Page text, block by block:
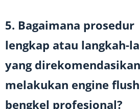
5. Bagaimana prosedur
lengkap atau langkah-
yang
melakukan engine
bengkel profesional?